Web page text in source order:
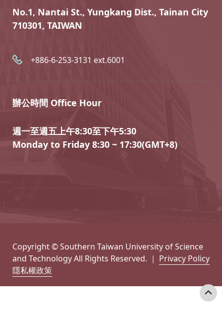
No.1, Nantai St., Yungkang Dist., Tainan City
710301, TAIWAN
+886-6-253-3131 ext.6001
辦公時間 Office Hour
週一至週五上午8:30至下午5:30
Monday to Friday 8:30 ~ 17:30(GMT+8)
Copyright © Southern Taiwan University of Science
and Technology All Rights Reserved. ｜ Privacy Policy
隱私權政策